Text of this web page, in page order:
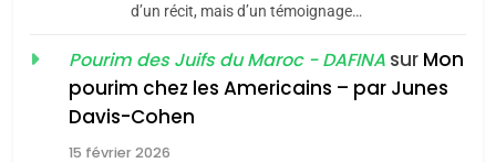
JUDAISME
Maroc : Les amandes de
Tafraout, le miel de Tadla
d’un récit, mais d’un témoignage…
Pourim des Juifs du Maroc - DAFINA sur Mon
pourim chez les Americains – par Junes
Davis-Cohen
15 février 2026